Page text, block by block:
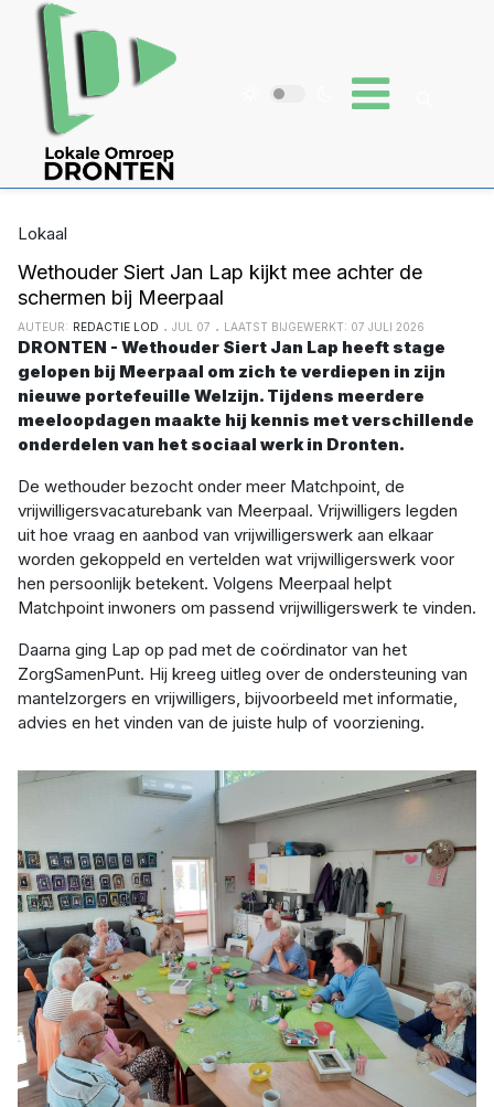
Lokaal
Wethouder Siert Jan Lap kijkt mee achter de
schermen bij Meerpaal
AUTEUR: REDACTIE LOD JUL 07 LAATST BIJGEWERKT: 07 JULI 2026
DRONTEN - Wethouder Siert Jan Lap heeft stage
gelopen bij Meerpaal om zich te verdiepen in zijn
nieuwe portefeuille Welzijn. Tijdens meerdere
meeloopdagen maakte hij kennis met verschillende
onderdelen van het sociaal werk in Dronten.
De wethouder bezocht onder meer Matchpoint, de
vrijwilligersvacaturebank van Meerpaal. Vrijwilligers legden
uit hoe vraag en aanbod van vrijwilligerswerk aan elkaar
worden gekoppeld en vertelden wat vrijwilligerswerk voor
hen persoonlijk betekent. Volgens Meerpaal helpt
Matchpoint inwoners om passend vrijwilligerswerk te vinden.
Daarna ging Lap op pad met de coördinator van het
ZorgSamenPunt. Hij kreeg uitleg over de ondersteuning van
mantelzorgers en vrijwilligers, bijvoorbeeld met informatie,
advies en het vinden van de juiste hulp of voorziening.